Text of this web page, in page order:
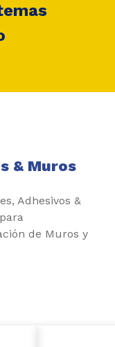
& Muros
Adhesivos &
de Muros y